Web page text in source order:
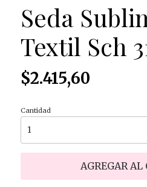
Seda
Textil Sch
$2.415,60
Cantidad
AGREGAR AL